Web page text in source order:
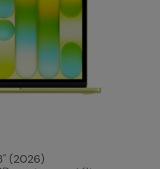
(2026)